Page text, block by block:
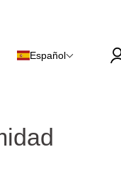
Español